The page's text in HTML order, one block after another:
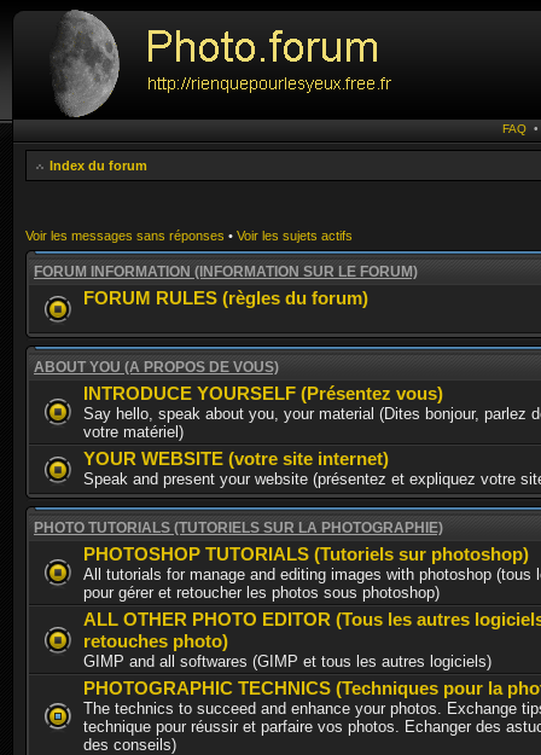
FAQ
Index du forum
Voir les messages sans réponses • Voir les sujets actifs
FORUM INFORMATION (INFORMATION SUR LE FORUM)
FORUM RULES (règles du forum)
ABOUT YOU (A PROPOS DE VOUS)
INTRODUCE YOURSELF (Présentez vous)
Say hello, speak about you, your material (Dites bonjour, parlez
votre matériel)
YOUR WEBSITE (votre site internet)
Speak and present your website (présentez et expliquez votre
PHOTO TUTORIALS (TUTORIELS SUR LA PHOTOGRAPHIE)
PHOTOSHOP TUTORIALS (Tutoriels sur photoshop)
All tutorials for manage and editing images with photoshop (tous
pour gérer et retoucher les photos sous photoshop)
ALL OTHER PHOTO EDITOR (Tous les autres
retouches photo)
GIMP and all softwares (GIMP et tous les autres logiciels)
PHOTOGRAPHIC TECHNICS (Techniques pour la
The technics to succeed and enhance your photos. Exchange
technique pour réussir et parfaire vos photos. Echanger des
des conseils)